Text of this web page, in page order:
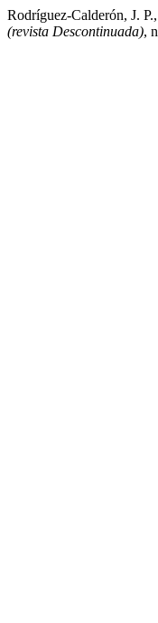
Rodríguez-Calderón, J.
(revista Descontinuada),